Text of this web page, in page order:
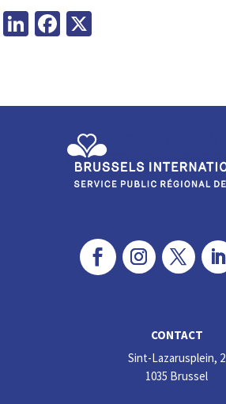
Li
dI
Fa
o
k
CONTACT
Sint-Lazarusplein, 2
1035 Brussel